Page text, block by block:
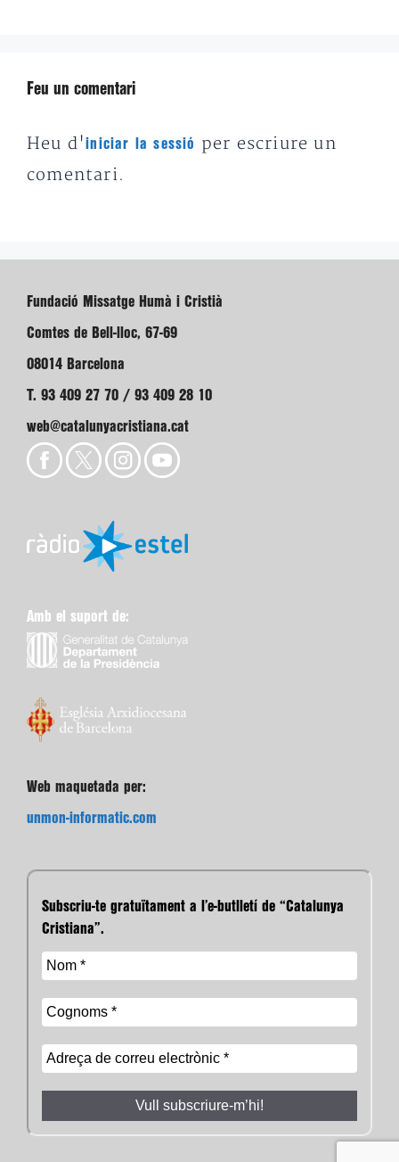
Feu un comentari
Heu d'iniciar la sessió
per escriure un
comentari.
Fundació Missatge Humà i Cristià
Comtes de Bell-lloc, 67-69
08014 Barcelona
T. 93 409 27 70 / 93 409 28 10
web@catalunyacristiana.cat
Amb el suport de:
Web maquetada per:
unmon-informatic.com
Subscriu-te gratuïtament a l’e-butlletí de “Catalunya
Cristiana”.